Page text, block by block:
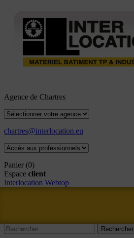
Agence de Chartres
chartres@interlocation.eu
Panier (0)
Espace client
Interlocation Webtop
Rechercher